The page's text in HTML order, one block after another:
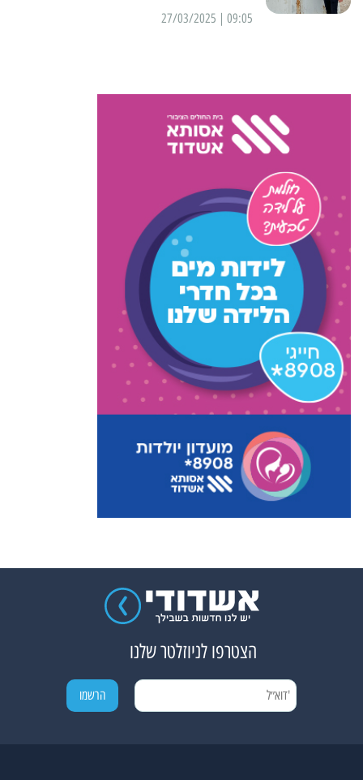
09:05 | 27/03/2025
הצטרפו לניוזלטר שלנו